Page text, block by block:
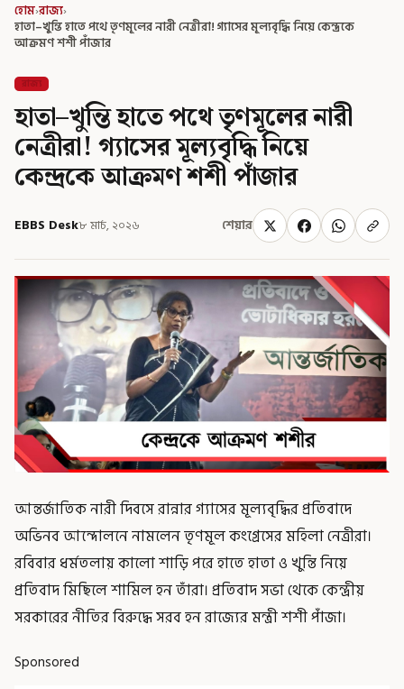
হোম›রাজ্য›
হাতা–খুন্তি হাতে পথে তৃণমূলের নারী নেত্রীরা! গ্যাসের মূল্যবৃদ্ধি নিয়ে কেন্দ্রকে
আক্রমণ শশী পাঁজার
রাজ্য
হাতা–খুন্তি হাতে পথে তৃণমূলের নারী
নেত্রীরা! গ্যাসের মূল্যবৃদ্ধি নিয়ে
কেন্দ্রকে আক্রমণ শশী পাঁজার
EBBS Desk৮ মার্চ, ২০২৬ শেয়ার
আন্তর্জাতিক নারী দিবসে রান্নার গ্যাসের মূল্যবৃদ্ধির প্রতিবাদে
অভিনব আন্দোলনে নামলেন তৃণমূল কংগ্রেসের মহিলা নেত্রীরা।
রবিবার ধর্মতলায় কালো শাড়ি পরে হাতে হাতা ও খুন্তি নিয়ে
প্রতিবাদ মিছিলে শামিল হন তাঁরা। প্রতিবাদ সভা থেকে কেন্দ্রীয়
সরকারের নীতির বিরুদ্ধে সরব হন রাজ্যের মন্ত্রী শশী পাঁজা।
Sponsored